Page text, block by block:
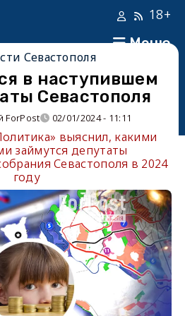
Меню
18+
Севастополя
в наступившем
Севастополя
ForPost 02/01/2024 - 11:11
выяснил, какими
займутся депутаты
Севастополя в 2024
году